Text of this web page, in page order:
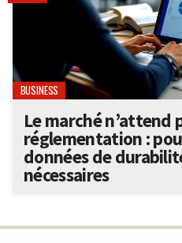
BUSINESS
Le marché n’attend
réglementation :
données de
nécessaires